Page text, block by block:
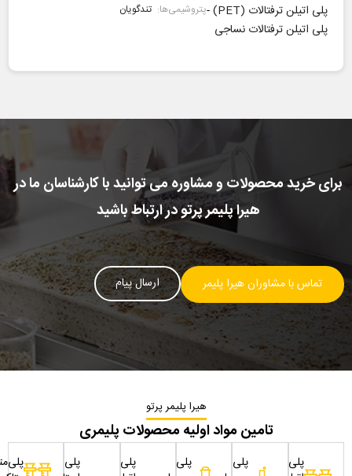
پلی اتیلن ترفتالات (PET)
-
پلی اتیلن ترفتالات نساجی
پتروشیمی‌ها: تندگویان
برای خرید محصولات و مشاوره می توانید با کارشناسان ما در
هیرا پلیمر پرتو در ارتباط باشید
تماس با مشاوران هیرا پلیمر ارسال پیام
هیرا پلیمر پرتو
تامین مواد اولیه محصولات پلیمری
پلی
پلی
پلی
پلی
پلی